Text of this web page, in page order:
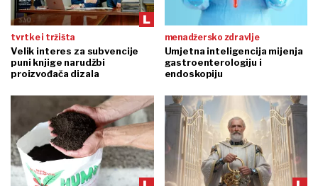
tvrtke i tržišta
Velik interes za subvencije
puni knjige narudžbi
proizvođača dizala
menadžersko zdravlje
Umjetna inteligencija mijenja
gastroenterologiju i
endoskopiju